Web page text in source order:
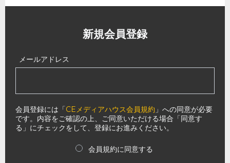
新規会員登録
メールアドレス
会員登録には「CEメディアハウス会員規約 」への同意が必要
です。内容をご確認の上、ご同意いただける場合「同意す
る」にチェックをして、登録にお進みください。
会員規約に同意する